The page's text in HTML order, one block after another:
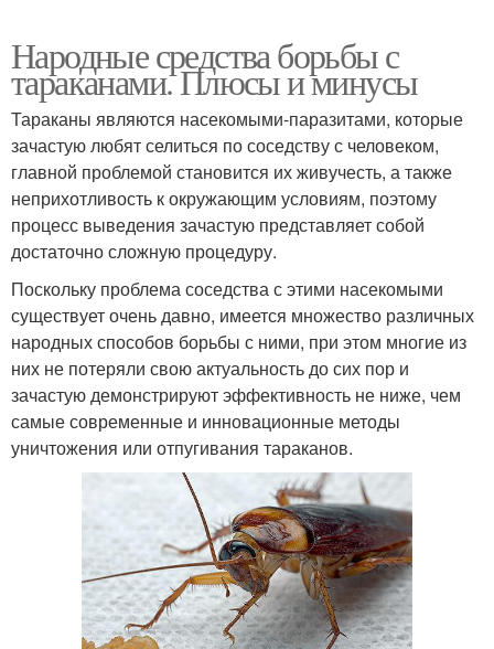
Народные средства борьбы с
тараканами. Плюсы и минусы
Тараканы являются насекомыми-паразитами, которые
зачастую любят селиться по соседству с человеком,
главной проблемой становится их живучесть, а также
неприхотливость к окружающим условиям, поэтому
процесс выведения зачастую представляет собой
достаточно сложную процедуру.
Поскольку проблема соседства с этими насекомыми
существует очень давно, имеется множество различных
народных способов борьбы с ними, при этом многие из
них не потеряли свою актуальность до сих пор и
зачастую демонстрируют эффективность не ниже, чем
самые современные и инновационные методы
уничтожения или отпугивания тараканов.